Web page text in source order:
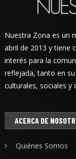
Nuestra Zona es un
abril de 2013 y tiene
interés para la
reflejada, tanto en
culturales, sociales y
ACERCA DE
Quiénes Somos